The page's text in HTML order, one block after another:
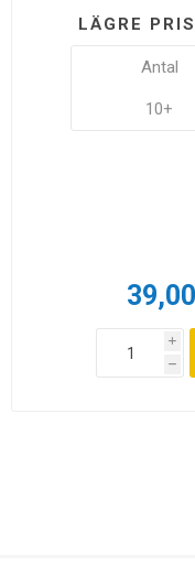
LÄGRE
Antal
10+
i
h